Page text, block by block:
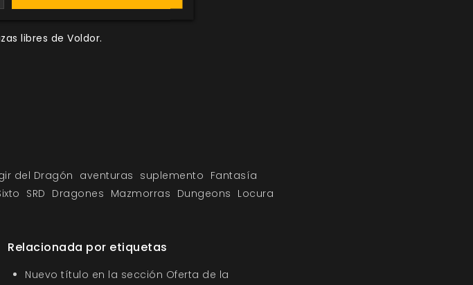
que la habitan.
libres de Voldor.
del Dragón aventuras suplemento Fantasía
SRD Dragones Mazmorras Dungeons Locura
Relacionada por etiquetas
Nuevo título en la sección Oferta de la